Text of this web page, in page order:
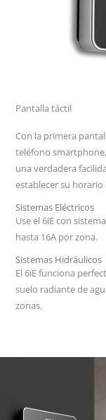
Pantalla táctil
Con la primera
teléfono
una verdadera
establecer su horario
Sistemas Eléctricos
Use el 6iE con
hasta 16A por zona.
Sistemas Hidráulicos
El 6iE funciona
suelo radiante de
zonas.